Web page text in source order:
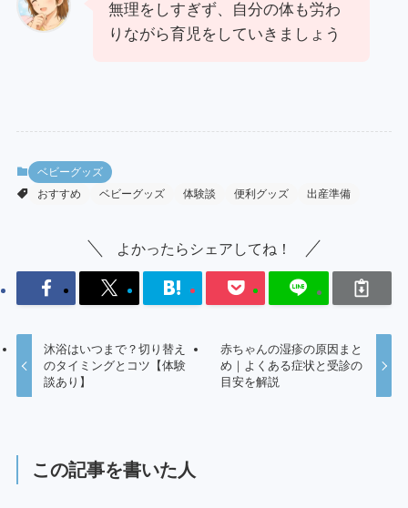
無理をしすぎず、自分の体も労わ
りながら育児をしていきましょう
ベビーグッズ
おすすめ
ベビーグッズ 体験談 便利グッズ 出産準備
よかったらシェアしてね！
沐浴はいつまで？切り替え
のタイミングとコツ【体験
談あり】
赤ちゃんの湿疹の原因まと
め｜よくある症状と受診の
目安を解説
この記事を書いた人